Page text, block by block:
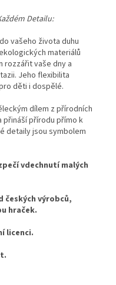
Detailu:
vašeho života duhu
materiálů
rozzářit vaše dny a
Jeho flexibilita
děti i dospělé.
dílem z přírodních
přináší přírodu přímo k
detaily jsou symbolem
vdechnutí malých
výrobců,
hraček.
licenci.